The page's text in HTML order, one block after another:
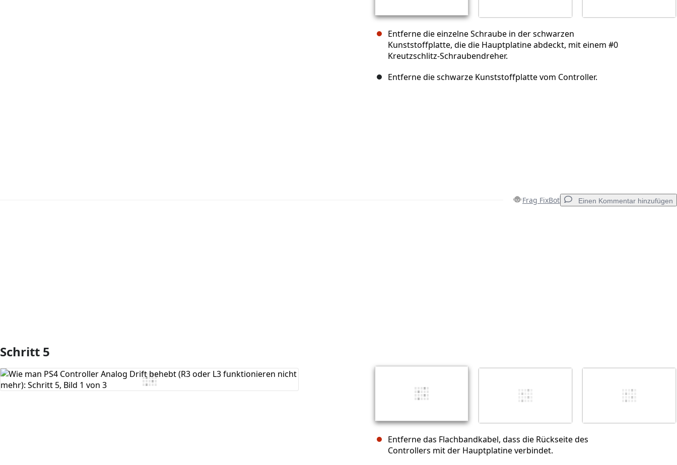
Entferne die einzelne Schraube in der schwarzen
Kunststoffplatte, die die Hauptplatine abdeckt, mit einem #0
Kreutzschlitz-Schraubendreher.
Entferne die schwarze Kunststoffplatte vom Controller.
Frag FixBot Einen Kommentar hinzufügen
Schritt 5
Entferne das Flachbandkabel, dass die Rückseite des
Controllers mit der Hauptplatine verbindet.